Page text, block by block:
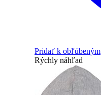
Pridať k obľúbeným
Rýchly náhľad